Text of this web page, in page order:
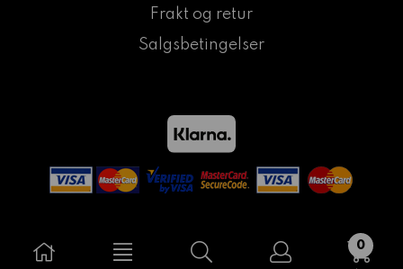
0
Frakt og retur
Salgsbetingelser